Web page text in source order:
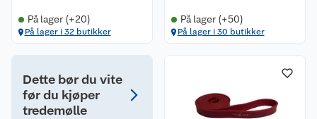
På lager (+20)
På lager i 32 butikker
På lager (+50)
På lager i 30 butikker
Dette bør du vite
før du kjøper
tredemølle